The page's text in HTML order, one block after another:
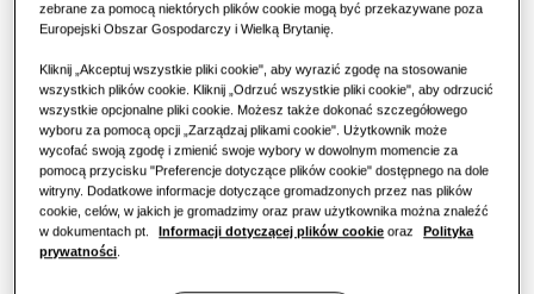
Biuro
Zrównoważony rozwój
One Samsung
5.2KW 7.1KW 10.0KW 12.0KW
14.0KW
Dostępna moc
1-fazowe
zebrane za pomocą niektórych plików cookie mogą być przekazywane poza
Europejski Obszar Gospodarczy i Wielką Brytanię.
Kliknij „Akceptuj wszystkie pliki cookie", aby wyrazić zgodę na stosowanie
wszystkich plików cookie. Kliknij „Odrzuć wszystkie pliki cookie", aby odrzucić
wszystkie opcjonalne pliki cookie. Możesz także dokonać szczegółowego
wyboru za pomocą opcji „Zarządzaj plikami cookie". Użytkownik może
wycofać swoją zgodę i zmienić swoje wybory w dowolnym momencie za
pomocą przycisku "Preferencje dotyczące plików cookie" dostępnego na dole
witryny. Dodatkowe informacje dotyczące gromadzonych przez nas plików
cookie, celów, w jakich je gromadzimy oraz praw użytkownika można znaleźć
w dokumentach pt.
Informacji dotyczącej plików cookie oraz
Polityka
prywatności.